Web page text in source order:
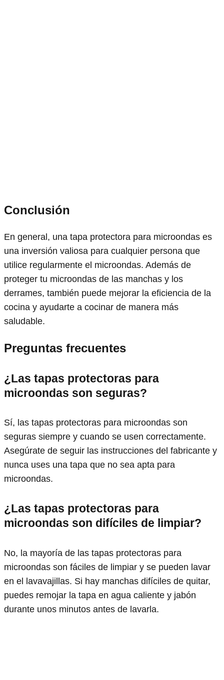
Conclusión
En general, una tapa protectora para microondas es
una inversión valiosa para cualquier persona que
utilice regularmente el microondas. Además de
proteger tu microondas de las manchas y los
derrames, también puede mejorar la eficiencia de la
cocina y ayudarte a cocinar de manera más
saludable.
Preguntas frecuentes
¿Las tapas protectoras para
microondas son seguras?
Sí, las tapas protectoras para microondas son
seguras siempre y cuando se usen correctamente.
Asegúrate de seguir las instrucciones del fabricante y
nunca uses una tapa que no sea apta para
microondas.
¿Las tapas protectoras para
microondas son difíciles de limpiar?
No, la mayoría de las tapas protectoras para
microondas son fáciles de limpiar y se pueden lavar
en el lavavajillas. Si hay manchas difíciles de quitar,
puedes remojar la tapa en agua caliente y jabón
durante unos minutos antes de lavarla.